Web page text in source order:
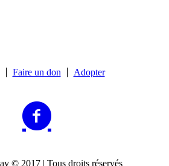
Faire un don Adopter
© 2017 | Tous droits réservés